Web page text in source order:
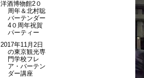
洋酒博物館2０
周年＆北村聡
バーテンダー
4０周年祝賀
パーティー
2017年11月2日
の東京観光専
門学校フレ
ア・バーテン
ダー講座